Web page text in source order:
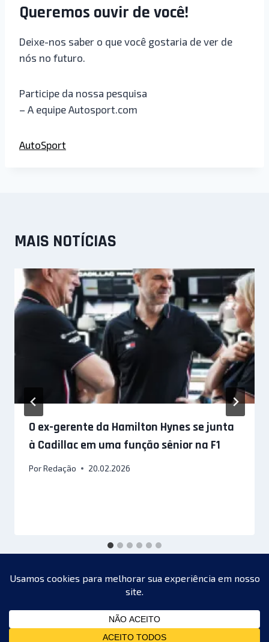
Queremos ouvir de você!
Deixe-nos saber o que você gostaria de ver de
nós no futuro.
Participe da nossa pesquisa
– A equipe Autosport.com
AutoSport
MAIS NOTÍCIAS
O ex-gerente da Hamilton Hynes se junta
à Cadillac em uma função sênior na F1
PorRedação 20.02.2026
© 2026 Racing MotorSports